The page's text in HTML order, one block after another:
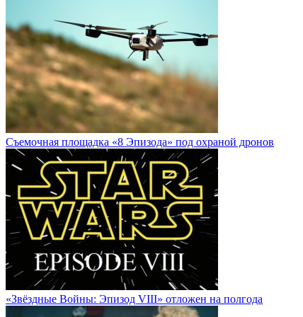
Cъемочная площадка «8 Эпизода» под охраной дронов
«Звёздные Войны: Эпизод VIII» отложен на полгода